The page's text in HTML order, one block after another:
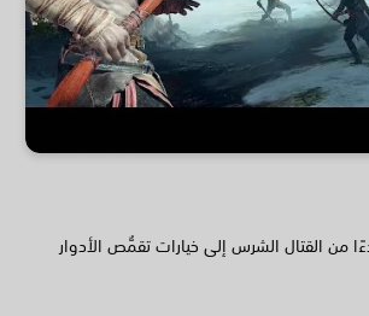
القتال الشرس إلى خيارات تقمُّص الأدوار